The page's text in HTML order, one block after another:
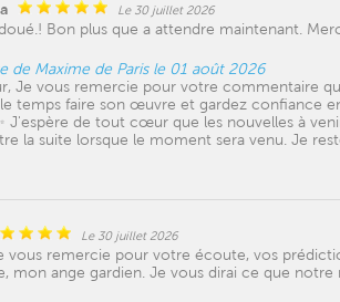
Le 30 juillet 2026
Bon plus que a attendre maintenant.
de Maxime de Paris le 01 août 2026
Je vous remercie pour votre commentaire
le temps faire son œuvre et gardez confiance
J'espère de tout cœur que les nouvelles à
la suite lorsque le moment sera venu. Je
Le 30 juillet 2026
vous remercie pour votre écoute, vos
mon ange gardien. Je vous dirai ce que notre